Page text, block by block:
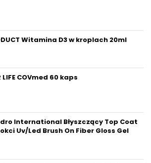
Witamina D3 w kroplach 20ml
LIFE COVmed 60 kaps
International Błyszczący Top Coat
Uv/Led Brush On Fiber Gloss Gel